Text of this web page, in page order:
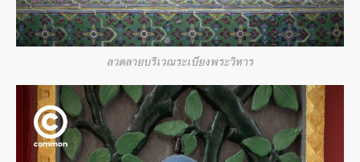
ลวดลายบริเวณระเบียงพระวิหาร